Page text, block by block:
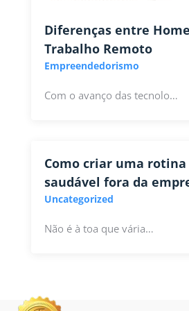
Diferenças entre
Trabalho Remoto
Empreendedorismo
Com o avanço das tecnolo…
Como criar uma
saudável fora da
Uncategorized
Não é à toa que vária…